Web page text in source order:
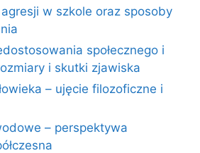
w szkole oraz sposoby
społecznego i
i skutki zjawiska
– ujęcie filozoficzne i
– perspektywa